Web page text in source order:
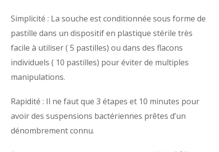
Simplicité : La souche est conditionnée sous forme de
pastille dans un dispositif en plastique stérile très
facile à utiliser ( 5 pastilles) ou dans des flacons
individuels ( 10 pastilles) pour éviter de multiples
manipulations.
Rapidité : Il ne faut que 3 étapes et 10 minutes pour
avoir des suspensions bactériennes prêtes d’un
dénombrement connu.